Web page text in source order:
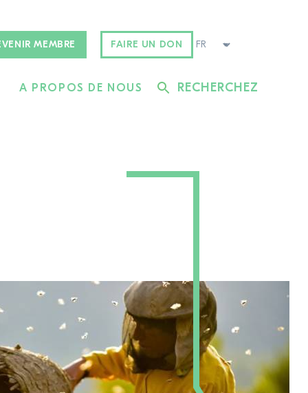
MEMBRE FAIRE UN DON
A PROPOS DE NOUS RECHERCHEZ